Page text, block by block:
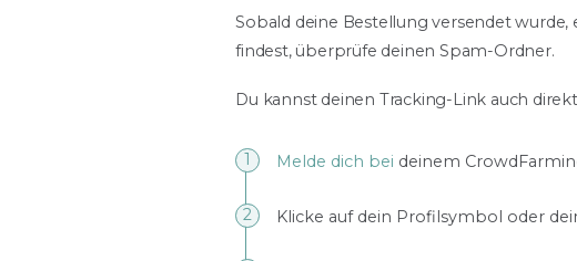
Sobald deine Bestellung versendet
findest, überprüfe deinen Spam-Ordner.
Du kannst deinen Tracking-Link auch
Melde dich bei deinem
Klicke auf dein Profilsymbol oder